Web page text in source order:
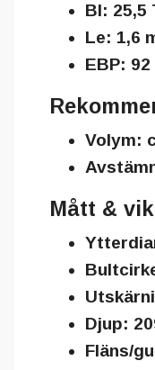
Bl: 25,5
Le: 1,6
EBP: 92
Volym:
Mått &
Djup:
Fläns/